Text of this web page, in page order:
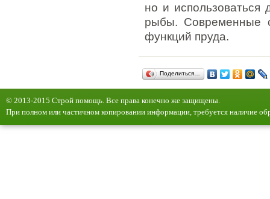
но и использоваться
рыбы. Современные
функций пруда.
Поделиться…
© 2013-2015 Строй помощь. Все права конечно же защищены.
При полном или частичном копировании информации, требуется наличие